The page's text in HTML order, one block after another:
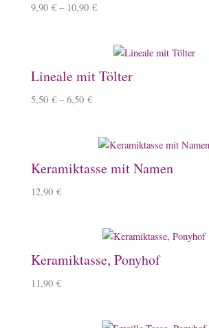
9,90 € – 10,90 €
Lineale mit Tölter
5,50 € –6,50 €
Keramiktasse mit Namen
12,90 €
Keramiktasse, Ponyhof
11,90 €